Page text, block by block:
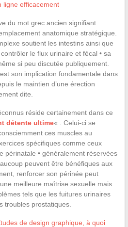
ligne efficacement
du mot grec ancien signifiant
anatomique stratégique.
soutient les intestins ainsi que
le flux urinaire et fécal • sa
si peu discutée publiquement.
son implication fondamentale dans
le maintien d’une érection
dite.
réside certainement dans ce
détente ultime« . Celui-ci se
ces muscles au
spécifiques comme ceux
périnatale • généralement réservées
peuvent être bénéfiques aux
renforcer son périnée peut
meilleure maîtrise sexuelle mais
tels que les fuitures urinaires
troubles prostatiques.
de design graphique, à quoi